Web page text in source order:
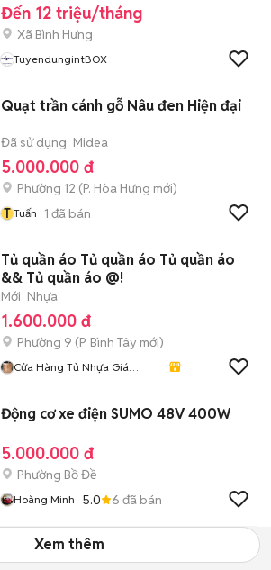
Đến 12 triệu/tháng
Xã Bình Hưng
TuyendungintBOX
Quạt trần cánh gỗ Nâu đen Hiện đại
Đã sử dụng Midea
5.000.000 đ
Phường 12 (P. Hòa Hưng mới)
T Tuấn 1 đã bán
Tủ quần áo Tủ quần áo Tủ quần áo
&& Tủ quần áo @!
Mới Nhựa
1.600.000 đ
Phường 9 (P. Bình Tây mới)
Cửa Hàng Tủ Nhựa Giá
Động cơ xe điện SUMO 48V 400W
5.000.000 đ
Phường Bồ Đề
Hoàng Minh 5.0 6 đã bán
Xem thêm